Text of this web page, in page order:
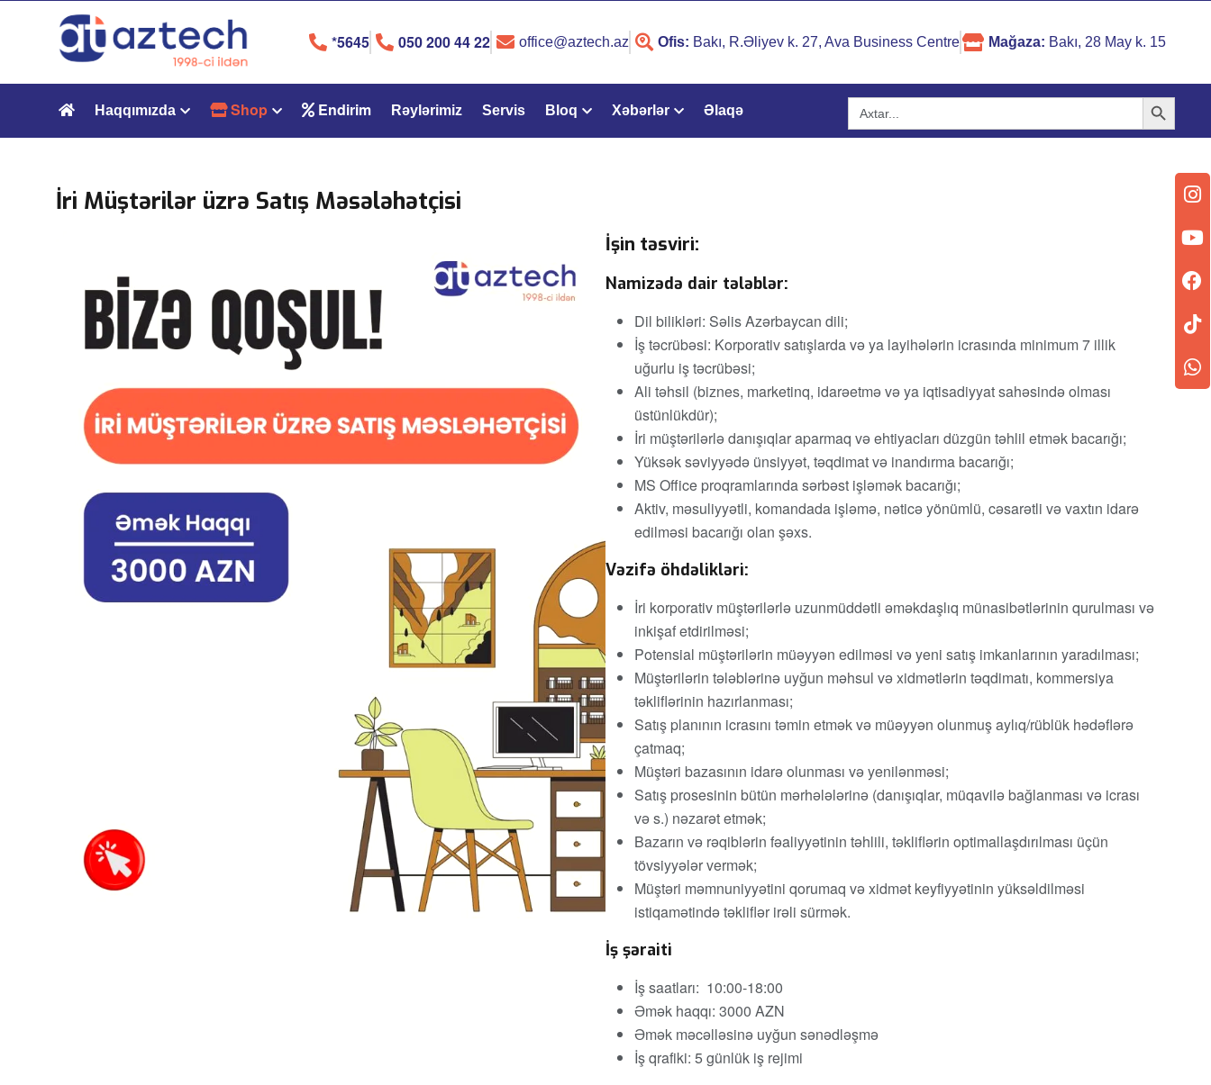
*5645 050 200 44 22 office@aztech.az Ofis: Bakı, R.Əliyev k. 27, Ava Business Centre Mağaza: Bakı, 28 May k. 15
Haqqımızda Shop Endirim Rəylərimiz Servis Bloq Xəbərlər Əlaqə Search
for:
Search Button
İri Müştərilər üzrə Satış Məsələhətçisi
İşin təsviri:
Namizədə dair tələblər:
Dil bilikləri: Səlis Azərbaycan dili;
İş təcrübəsi: Korporativ satışlarda və ya layihələrin icrasında minimum 7 illik
uğurlu iş təcrübəsi;
Ali təhsil (biznes, marketinq, idarəetmə və ya iqtisadiyyat sahəsində olması
üstünlükdür);
İri müştərilərlə danışıqlar aparmaq və ehtiyacları düzgün təhlil etmək bacarığı;
Yüksək səviyyədə ünsiyyət, təqdimat və inandırma bacarığı;
MS Office proqramlarında sərbəst işləmək bacarığı;
Aktiv, məsuliyyətli, komandada işləmə, nəticə yönümlü, cəsarətli və vaxtın idarə
edilməsi bacarığı olan şəxs.
Vəzifə öhdəlikləri:
İri korporativ müştərilərlə uzunmüddətli əməkdaşlıq münasibətlərinin qurulması və
inkişaf etdirilməsi;
Potensial müştərilərin müəyyən edilməsi və yeni satış imkanlarının yaradılması;
Müştərilərin tələblərinə uyğun məhsul və xidmətlərin təqdimatı, kommersiya
təkliflərinin hazırlanması;
Satış planının icrasını təmin etmək və müəyyən olunmuş aylıq/rüblük hədəflərə
çatmaq;
Müştəri bazasının idarə olunması və yenilənməsi;
Satış prosesinin bütün mərhələlərinə (danışıqlar, müqavilə bağlanması və icrası
və s.) nəzarət etmək;
Bazarın və rəqiblərin fəaliyyətinin təhlili, təkliflərin optimallaşdırılması üçün
tövsiyyələr vermək;
Müştəri məmnuniyyətini qorumaq və xidmət keyfiyyətinin yüksəldilməsi
istiqamətində təkliflər irəli sürmək.
İş şəraiti
İş saatları: 10:00-18:00
Əmək haqqı: 3000 AZN
Əmək məcəlləsinə uyğun sənədləşmə
İş qrafiki: 5 günlük iş rejimi